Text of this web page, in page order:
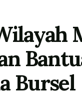
Bursel